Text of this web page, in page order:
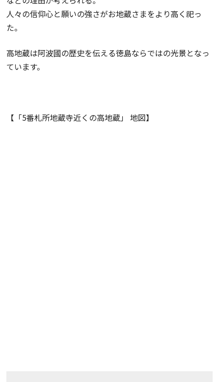
人々の信仰心と願いの強さがお地蔵さまをより高く祀っ
た。
高地蔵は阿波國の歴史を伝える徳島ならではの光景となっ
ています。
【「5番札所地蔵寺近くの高地蔵」 地図】